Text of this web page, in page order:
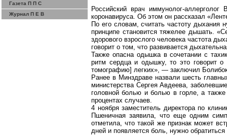
Газета П П С
Журнал П Е В
Российский врач иммунолог-
коронавируса. Об этом он рассказал «
По его словам, считать частоту дыхания
принципе становится тяжелее дышать.
здорового взрослого человека частота
говорит о том, что развивается
Также опасна одышка в сочетании с
ритм сердца и одышку, то это говорит
томографию] легких», — заключил
Ранее в Минздраве назвали шесть
министерства Сергея Авдеева,
головной болью и болью в горле, а
процентах случаев.
4 ноября заместитель директора по
Пшеничная заявила, что еще одним
отметила, что такой же признак может
дней и появляется боль, нужно